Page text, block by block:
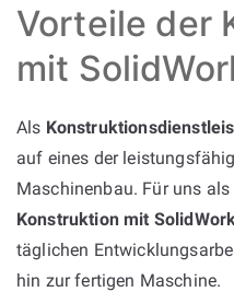
Vorteile der
mit
Als
auf eines der
Maschinenbau. Für uns
Konstruktion mit
täglichen
hin zur fertigen Maschine.